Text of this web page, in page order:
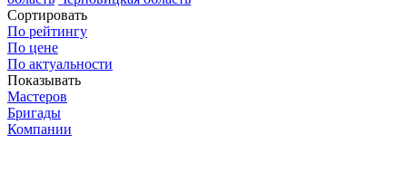
Сортировать
По рейтингу
По цене
По актуальности
Показывать
Мастеров
Бригады
Компании